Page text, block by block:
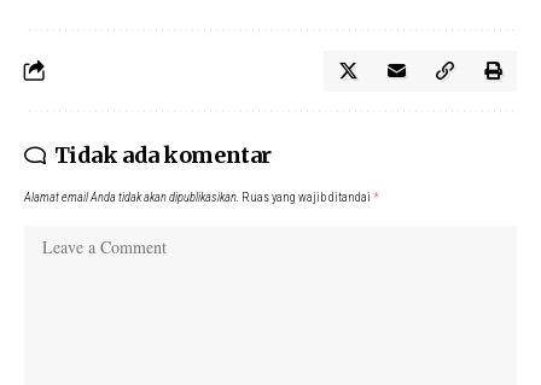
Tidak ada komentar
Alamat email Anda tidak akan dipublikasikan. Ruas yang wajib ditandai *